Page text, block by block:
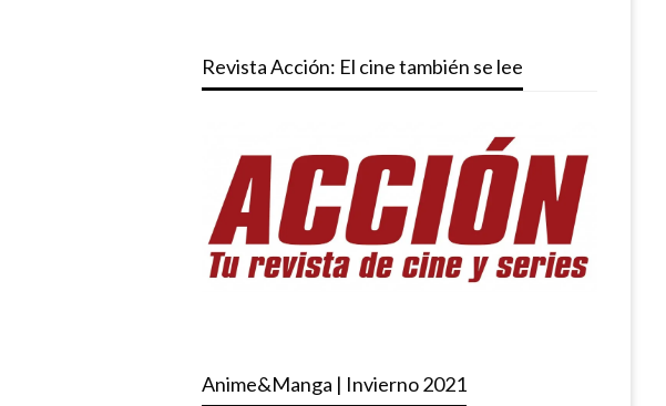
Revista Acción: El cine también se lee
Anime&Manga | Invierno 2021